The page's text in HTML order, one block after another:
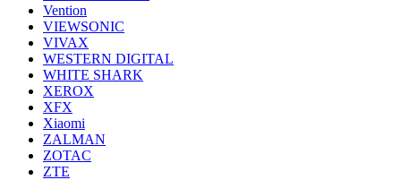
Vention
VIEWSONIC
VIVAX
WESTERN DIGITAL
WHITE SHARK
XEROX
XFX
Xiaomi
ZALMAN
ZOTAC
ZTE